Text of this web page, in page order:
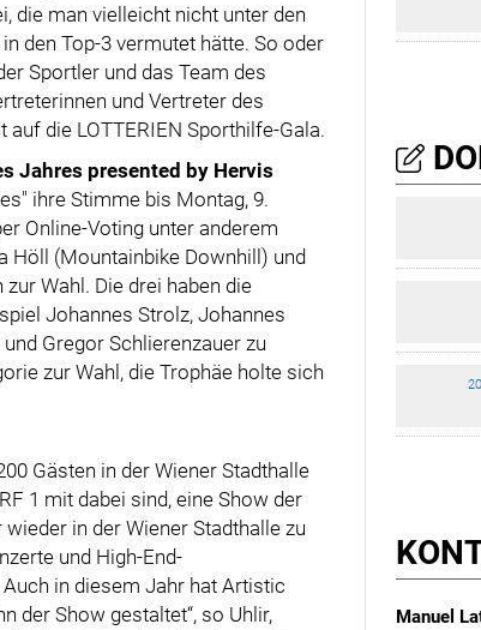
die man vielleicht nicht unter den
den Top-3 vermutet hätte. So oder
Sportler und das Team des
und Vertreter des
die LOTTERIEN Sporthilfe-Gala.
Jahres presented by Hervis
ihre Stimme bis Montag, 9.
Online-Voting unter anderem
Höll (Mountainbike Downhill) und
Wahl. Die drei haben die
Johannes Strolz, Johannes
Gregor Schlierenzauer zu
zur Wahl, die Trophäe holte sich
Gästen in der Wiener Stadthalle
1 mit dabei sind, eine Show der
in der Wiener Stadthalle zu
und High-End-
in diesem Jahr hat Artistic
der Show gestaltet“, so Uhlir,
Manuel